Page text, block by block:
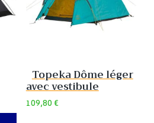
Topeka Dôme léger
avec vestibule
109,80€